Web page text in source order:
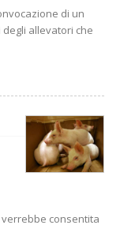
di un
allevatori che
consentita